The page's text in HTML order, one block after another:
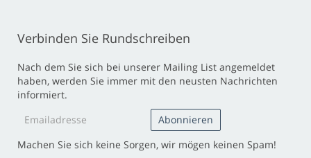
Verbinden Sie Rundschreiben
Nach dem Sie sich bei unserer Mailing List angemeldet
haben, werden Sie immer mit den neusten Nachrichten
informiert.
Machen Sie sich keine Sorgen, wir mögen keinen Spam!